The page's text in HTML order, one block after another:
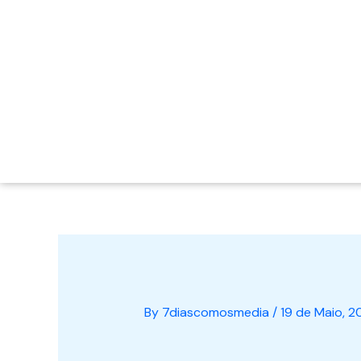
By 7diascomosmedia /19 de Maio,